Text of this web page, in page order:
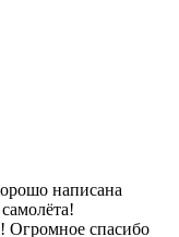
написана
Огромное спасибо